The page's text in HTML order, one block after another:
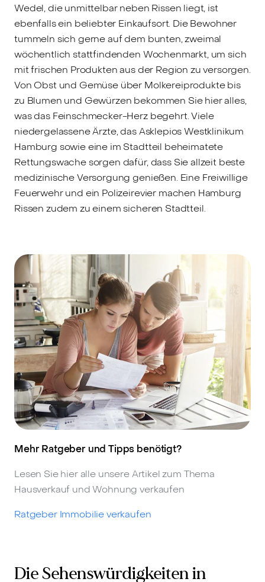
Wedel, die unmittelbar neben Rissen liegt, ist
ebenfalls ein beliebter Einkaufsort. Die Bewohner
tummeln sich gerne auf dem bunten, zweimal
wöchentlich stattfindenden Wochenmarkt, um sich
mit frischen Produkten aus der Region zu versorgen.
Von Obst und Gemüse über Molkereiprodukte bis
zu Blumen und Gewürzen bekommen Sie hier alles,
was das Feinschmecker-Herz begehrt. Viele
niedergelassene Ärzte, das Asklepios Westklinikum
Hamburg sowie eine im Stadtteil beheimatete
Rettungswache sorgen dafür, dass Sie allzeit beste
medizinische Versorgung genießen. Eine Freiwillige
Feuerwehr und ein Polizeirevier machen Hamburg
Rissen zudem zu einem sicheren Stadtteil.
Mehr Ratgeber und Tipps benötigt?
Lesen Sie hier alle unsere Artikel zum Thema
Hausverkauf und Wohnung verkaufen
Ratgeber Immobilie verkaufen
Die Sehenswürdigkeiten in